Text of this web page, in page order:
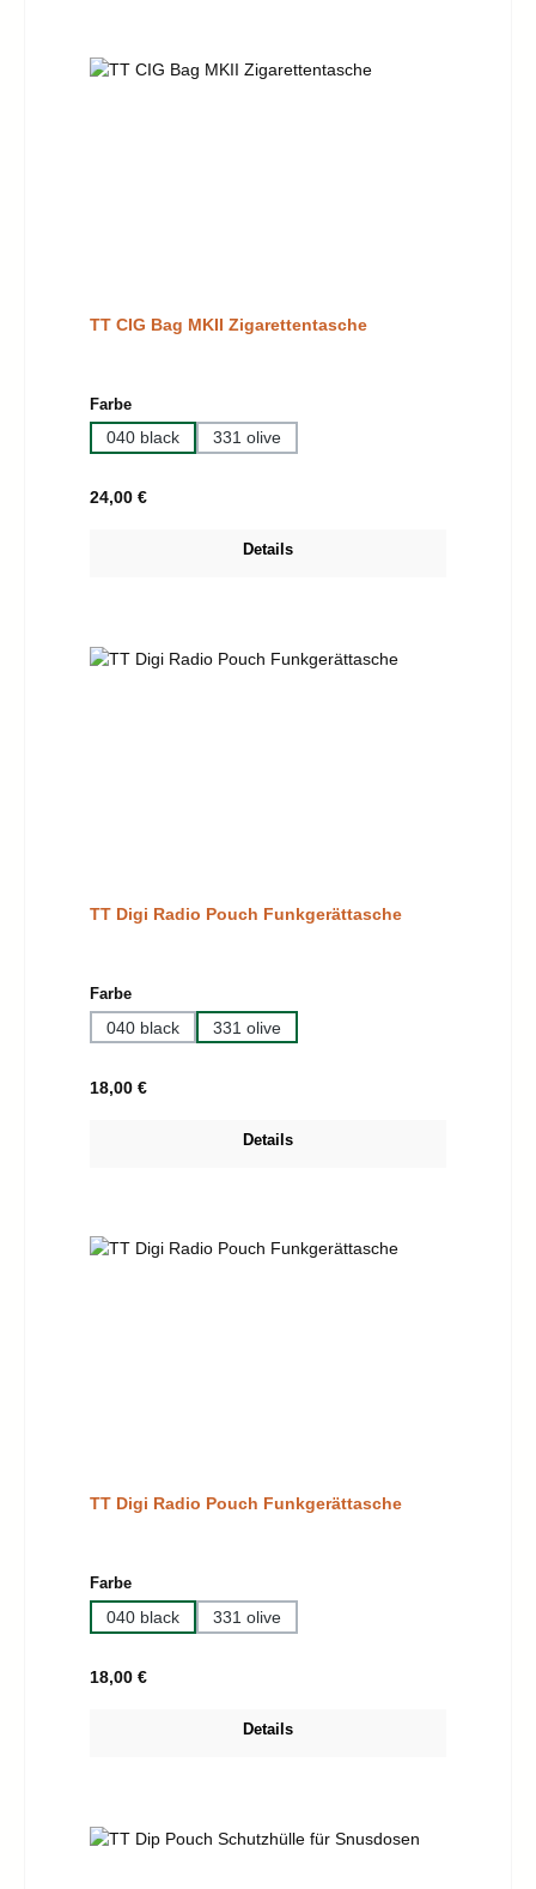
TT CIG Bag MKII Zigarettentasche
Farbeauswählen
040 black 331 olive
Regulärer Preis:
24,00 €
Details
TT Digi Radio Pouch Funkgerättasche
Farbeauswählen
040 black 331 olive
Regulärer Preis:
18,00 €
Details
TT Digi Radio Pouch Funkgerättasche
Farbeauswählen
040 black 331 olive
Regulärer Preis:
18,00 €
Details